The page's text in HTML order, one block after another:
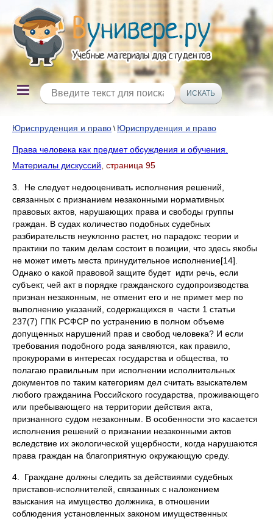
Юриспруденция и право \ Юриспруденция и право
Права человека как предмет обсуждения и обучения.
Материалы дискуссий , страница 95
3. Не следует недооценивать исполнения решений,
связанных с признанием незаконными нормативных
правовых актов, нарушающих права и свободы группы
граждан. В судах количество подобных судебных
разбирательств неуклонно растет, но парадокс теории и
практики по таким делам состоит в позиции, что здесь якобы
не может иметь места принудительное исполнение[14].
Однако о какой правовой защите будет идти речь, если
субъект, чей акт в порядке гражданского судопроизводства
признан незаконным, не отменит его и не примет мер по
выполнению указаний, содержащихся в части 1 статьи
237(7) ГПК РСФСР по устранению в полном объеме
допущенных нарушений прав и свобод человека? И если
требования подобного рода заявляются, как правило,
прокурорами в интересах государства и общества, то
полагаю правильным при исполнении исполнительных
документов по таким категориям дел считать взыскателем
любого гражданина Российского государства, проживающего
или пребывающего на территории действия акта,
признанного судом незаконным. В особенности это касается
исполнения решений о признании незаконными актов
вследствие их экологической ущербности, когда нарушаются
права граждан на благоприятную окружающую среду.
4. Граждане должны следить за действиями судебных
приставов-исполнителей, связанных с наложением
взыскания на имущество должника, в отношении
соблюдения установленных законом имущественных